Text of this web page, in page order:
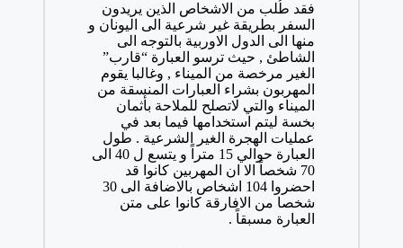
فقد طُلب من الاشخاص الذين يريدون
السفر بطريقة غير شرعية الى اليونان و
منها الى الدول الاوربية بالتوجه الى
الشاطئ , حيث ترسو العبارة “قارب”
الغير مرخصة من الميناء , وغالبا يقوم
المهربون بشراء العبارات المنسقة من
الميناء والتي لاتصلح للملاحة بأثمان
بخسة ليتم استخدامها فيما بعد في
عمليات الهجرة الغير الشرعية . طول
العبارة حوالي 15 متراً و يتسع ل 40 الى
70 شخصاً الا ان المهربين كانوا قد
احضروا 104 اشخاص بالاضافة الى 30
شخصا من الافارقة كانوا على متن
العبارة مسبقاً .